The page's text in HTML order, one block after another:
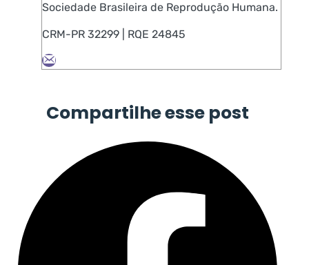
Sociedade Brasileira de Reprodução Humana.
CRM-PR 32299 | RQE 24845
Compartilhe esse post